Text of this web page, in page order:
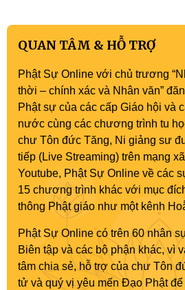
QUAN TÂM & HỖ TRỢ
Phật Sự Online với chủ trương
thời – chính xác và Nhân văn”
Phật sự của các cấp Giáo hội và
nước cùng các chương trình tu
chư Tôn đức Tăng, Ni giảng sư
tiếp (Live Streaming) trên mạng
Youtube, Phật Sự Online về các
15 chương trình khác với mục
thông Phật giáo như một kênh
Phật Sự Online có trên 60 nhân
Biên tập và các bộ phận khác, vì
tâm chia sẻ, hỗ trợ của chư Tôn
tử và quý vị yêu mến Đạo Phật